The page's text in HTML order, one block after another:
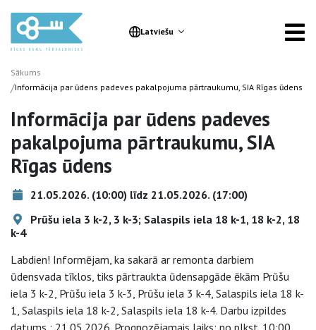
Latviešu
Sākums
/Informācija par ūdens padeves pakalpojuma pārtraukumu, SIA Rīgas ūdens
Informācija par ūdens padeves
pakalpojuma pārtraukumu, SIA
Rīgas ūdens
21.05.2026. (10:00) līdz 21.05.2026. (17:00)
Prūšu iela 3 k-2, 3 k-3; Salaspils iela 18 k-1, 18 k-2, 18
k-4
Labdien! Informējam, ka sakarā ar remonta darbiem
ūdensvada tīklos, tiks pārtraukta ūdensapgāde ēkām Prūšu
iela 3 k-2, Prūšu iela 3 k-3, Prūšu iela 3 k-4, Salaspils iela 18 k-
1, Salaspils iela 18 k-2, Salaspils iela 18 k-4. Darbu izpildes
datums : 21.05.2026. Prognozējamais laiks: no plkst. 10:00